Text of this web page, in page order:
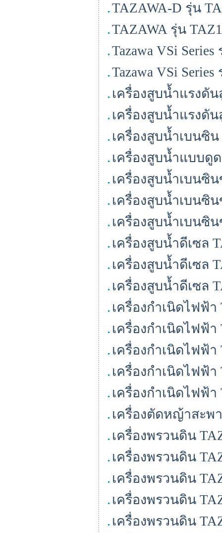
TAZAWA-D รุ่น
TAZAWA รุ่น
Tazawa VSi
Tazawa VSi Series
เครื่องสูบน้ำแรงดัน
เครื่องสูบน้ำแรงดัน
เครื่องสูบน้ำเบนซิน
เครื่องสูบน้ำแบบดู
เครื่องสูบน้ำเบนซิ
เครื่องสูบน้ำเบนซิ
เครื่องสูบน้ำเบนซิ
เครื่องสูบน้ำดีเซล
เครื่องสูบน้ำดีเซล
เครื่องสูบน้ำดีเซล
เครื่องกำเนิดไฟฟ้า
เครื่องกำเนิดไฟฟ้า
เครื่องกำเนิดไฟฟ้า
เครื่องกำเนิดไฟฟ้า
เครื่องกำเนิดไฟฟ้า
เครื่องตัดหญ้าสะพ
เครื่องพรวนดิน
เครื่องพรวนดิน
เครื่องพรวนดิน
เครื่องพรวนดิน
เครื่องพรวนดิน